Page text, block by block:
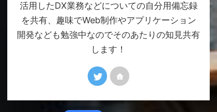
活用したDX業務などについての自分用備忘録
を共有、趣味でWeb制作やアプリケーション
開発なども勉強中なのでそのあたりの知見共有
します！